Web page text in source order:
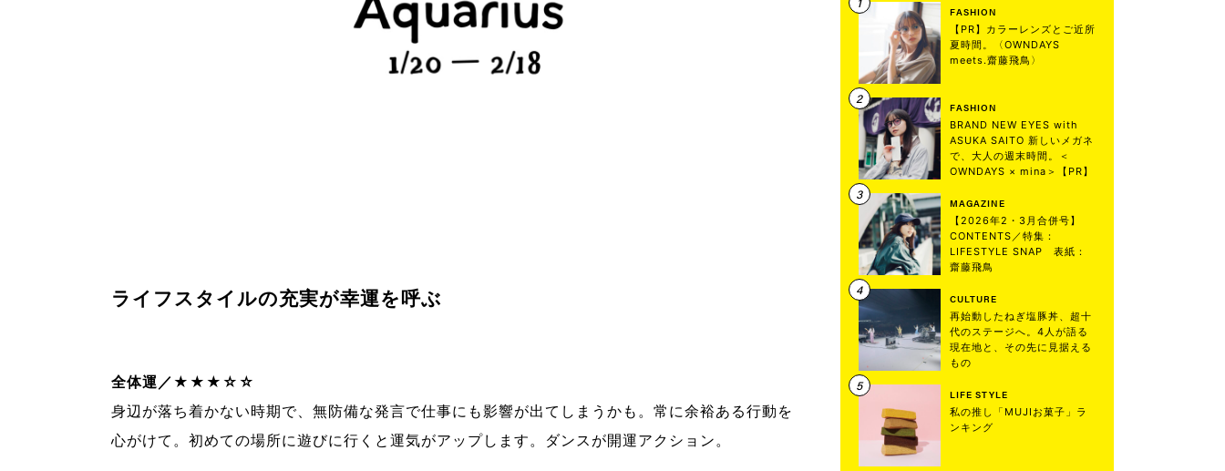
ライフスタイルの充実が幸運を呼ぶ
全体運／★★★☆☆
身辺が落ち着かない時期で、無防備な発言で仕事にも影響が出てしまうかも。常に余裕ある行動を
心がけて。初めての場所に遊びに行くと運気がアップします。ダンスが開運アクション。
FASHION
【PR】カラーレンズとご近所
夏時間。〈OWNDAYS
meets.齋藤飛鳥〉
FASHION
BRAND NEW EYES with
ASUKA SAITO 新しいメガネ
で、大人の週末時間。＜
OWNDAYS × mina＞【PR】
MAGAZINE
【2026年2・3月合併号】
CONTENTS／特集：
LIFESTYLE SNAP 表紙：
齋藤飛鳥
CULTURE
再始動したねぎ塩豚丼、超十
代のステージへ。4人が語る
現在地と、その先に見据える
もの
LIFE STYLE
私の推し「MUJIお菓子」ラ
ンキング